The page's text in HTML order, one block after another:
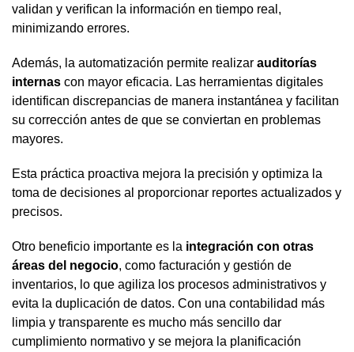
validan y verifican la información en tiempo real,
minimizando errores.
Además, la automatización permite realizar auditorías
internas con mayor eficacia. Las herramientas digitales
identifican discrepancias de manera instantánea y facilitan
su corrección antes de que se conviertan en problemas
mayores.
Esta práctica proactiva mejora la precisión y optimiza la
toma de decisiones al proporcionar reportes actualizados y
precisos.
Otro beneficio importante es la integración con otras
áreas del negocio, como facturación y gestión de
inventarios, lo que agiliza los procesos administrativos y
evita la duplicación de datos. Con una contabilidad más
limpia y transparente es mucho más sencillo dar
cumplimiento normativo y se mejora la planificación